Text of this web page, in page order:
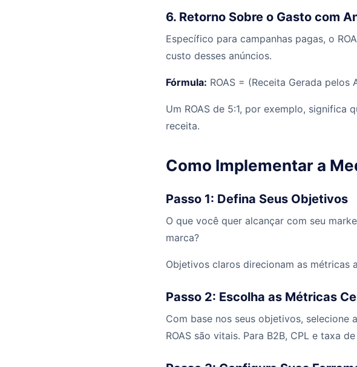
6. Retorno Sobre o Gasto com
Específico para campanhas pagas, o
custo desses anúncios.
Fórmula: ROAS = (Receita Gerada
Um ROAS de 5:1, por exemplo, significa
receita.
Como Implementar a
Passo 1: Defina Seus Objetivos
O que você quer alcançar com seu
marca?
Objetivos claros direcionam as métricas
Passo 2: Escolha as Métricas
Com base nos seus objetivos, selecione
ROAS são vitais. Para B2B, CPL e taxa